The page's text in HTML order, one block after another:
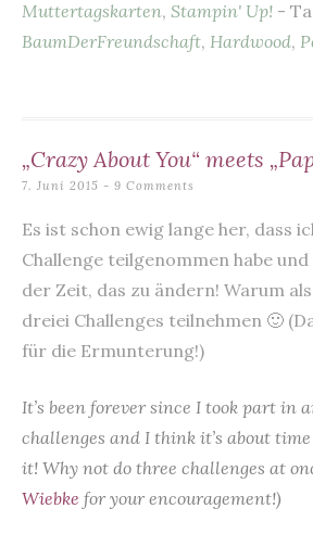
b t A
p
r
Muttertagskarten, Stampin' Up! -
BaumDerFreundschaft, Hardwood,
„Crazy About You“ meets
7. Juni 2015 9 Comments
Es ist schon ewig lange her, dass
Challenge teilgenommen habe
der Zeit, das zu ändern! Warum
dreiei Challenges teilnehmen 🙂
für die Ermunterung!)
It’s been forever since I took part in
challenges and I think it’s about
it! Why not do three challenges at
Wiebke for your encouragement!)